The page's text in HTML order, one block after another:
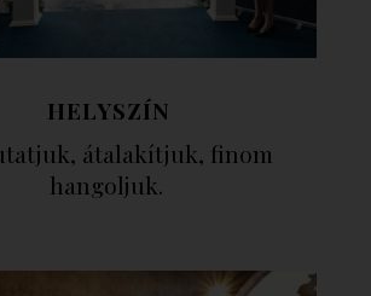
HELYSZÍN
átalakítjuk, finom
hangoljuk.